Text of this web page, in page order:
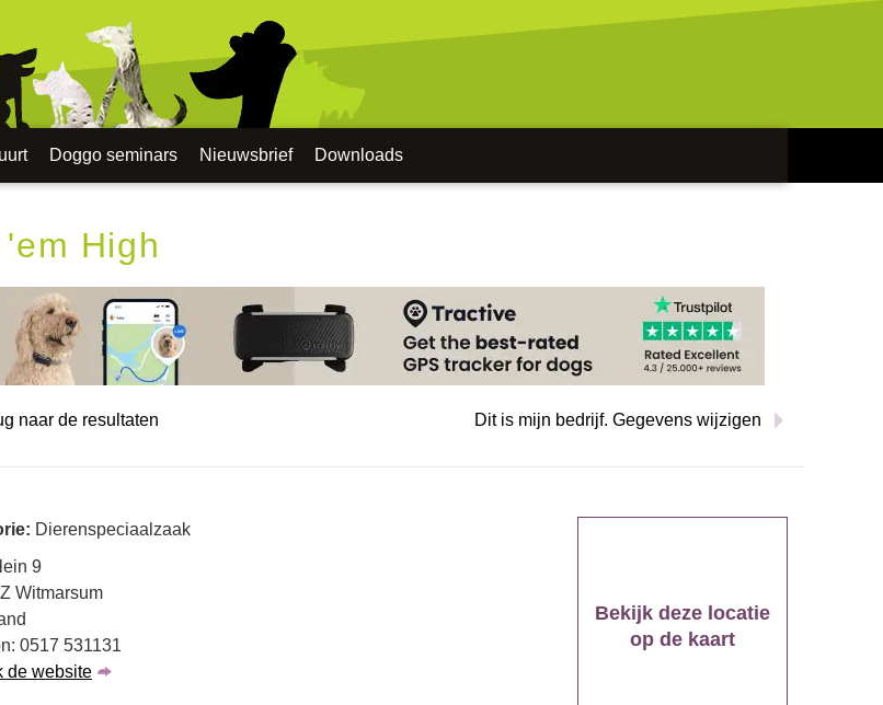
Doggo seminars Nieuwsbrief Downloads
High
naar de resultaten Dit is mijn bedrijf. Gegevens wijzigen
Dierenspeciaalzaak
9
Witmarsum
0517 531131
de website
Bekijk deze locatie
op de kaart